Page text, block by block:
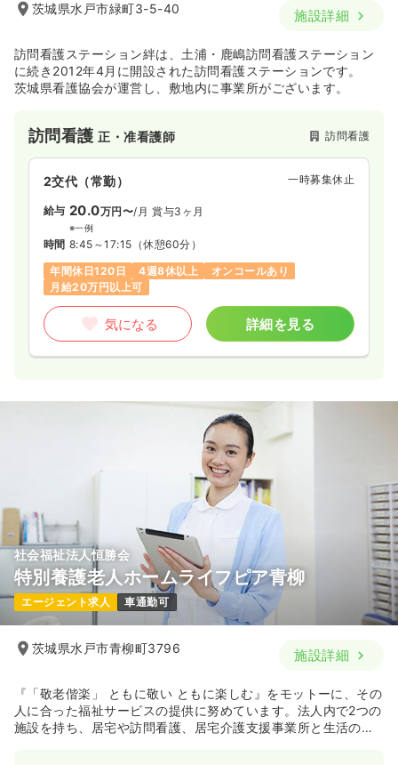
茨城県水戸市緑町3-5-40 施設詳細
訪問看護ステーション絆は、土浦・鹿嶋訪問看護ステーション
に続き2012年4月に開設された訪問看護ステーションです。
茨城県看護協会が運営し、敷地内に事業所がございます。
訪問看護正・准看護師 訪問看護
2交代（常勤） 一時募集休止
給与 20.0万円〜/月 賞与3ヶ月
※一例
時間 8:45～17:15 （休憩60分）
年間休日120日
4週8休以上
オンコールあり
月給20万円以上可
気になる 詳細を見る
社会福祉法人恒勝会
特別養護老人ホームライフピア青柳
エージェント求人 車通勤可
茨城県水戸市青柳町3796 施設詳細
『「敬老偕楽」 ともに敬い ともに楽しむ』をモットーに、その
人に合った福祉サービスの提供に努めています。法人内で2つの
施設を持ち、居宅や訪問看護、居宅介護支援事業所と生活のサ